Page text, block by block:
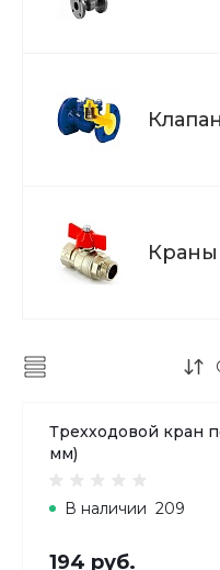
Краны
Трехходовой кран
мм)
В наличии 209
194 руб.